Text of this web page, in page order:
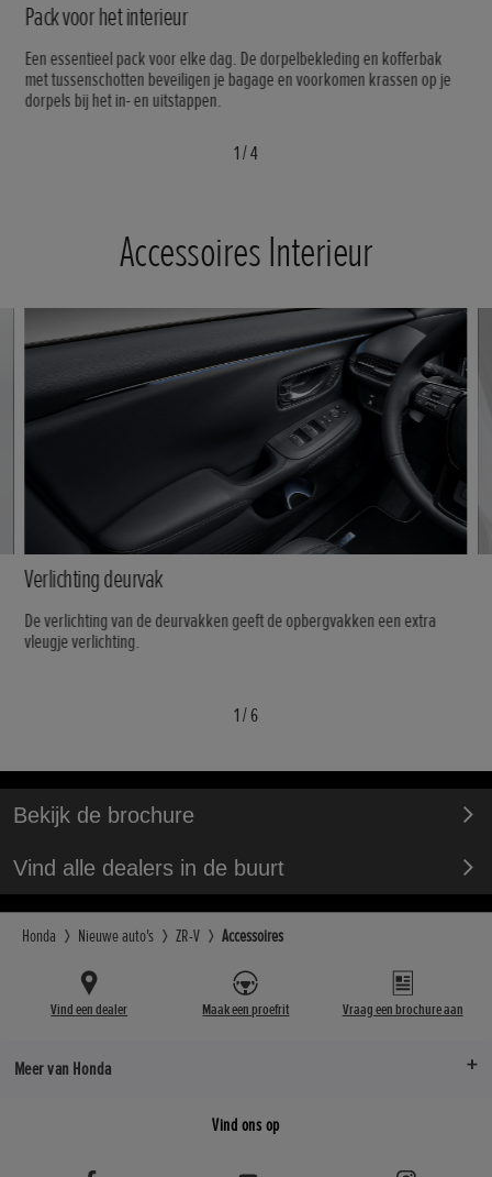
Pack voor het interieur
Een essentieel pack voor elke dag. De dorpelbekleding en kofferbak
met tussenschotten beveiligen je bagage en voorkomen krassen op je
dorpels bij het in- en uitstappen.
1/4
Accessoires Interieur
Verlichting deurvak
De verlichting van de deurvakken geeft de opbergvakken een extra
vleugje verlichting.
1/6
Bekijk de brochure
Vind alle dealers in de buurt
Honda Nieuwe auto's ZR-V Accessoires
Vind een dealer Maak een proefrit Vraag een brochure aan
Meer van Honda
Vind ons op